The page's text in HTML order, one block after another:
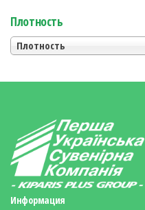
Плотность
Плотность
Информация